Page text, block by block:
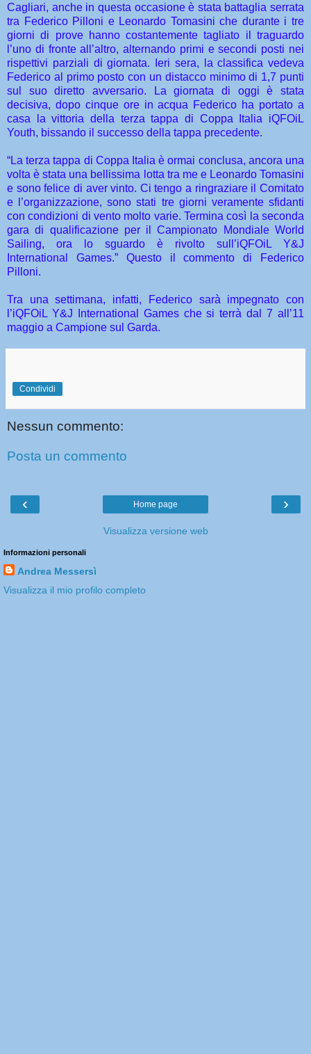
Cagliari, anche in questa occasione è stata battaglia serrata
tra Federico Pilloni e Leonardo Tomasini che durante i tre
giorni di prove hanno costantemente tagliato il traguardo
l’uno di fronte all’altro, alternando primi e secondi posti nei
rispettivi parziali di giornata. Ieri sera, la classifica vedeva
Federico al primo posto con un distacco minimo di 1,7 punti
sul suo diretto avversario. La giornata di oggi è stata
decisiva, dopo cinque ore in acqua Federico ha portato a
casa la vittoria della terza tappa di Coppa Italia iQFOiL
Youth, bissando il successo della tappa precedente.
“La terza tappa di Coppa Italia è ormai conclusa, ancora una
volta è stata una bellissima lotta tra me e Leonardo Tomasini
e sono felice di aver vinto. Ci tengo a ringraziare il Comitato
e l’organizzazione, sono stati tre giorni veramente sfidanti
con condizioni di vento molto varie. Termina così la seconda
gara di qualificazione per il Campionato Mondiale World
Sailing, ora lo sguardo è rivolto sull’iQFOiL Y&J
International Games.” Questo il commento di Federico
Pilloni.
Tra una settimana, infatti, Federico sarà impegnato con
l’iQFOiL Y&J International Games che si terrà dal 7 all’11
maggio a Campione sul Garda.
Condividi
Nessun commento:
Posta un commento
‹ ›
Home page
Visualizza versione web
Informazioni personali
Andrea Messersì
Visualizza il mio profilo completo